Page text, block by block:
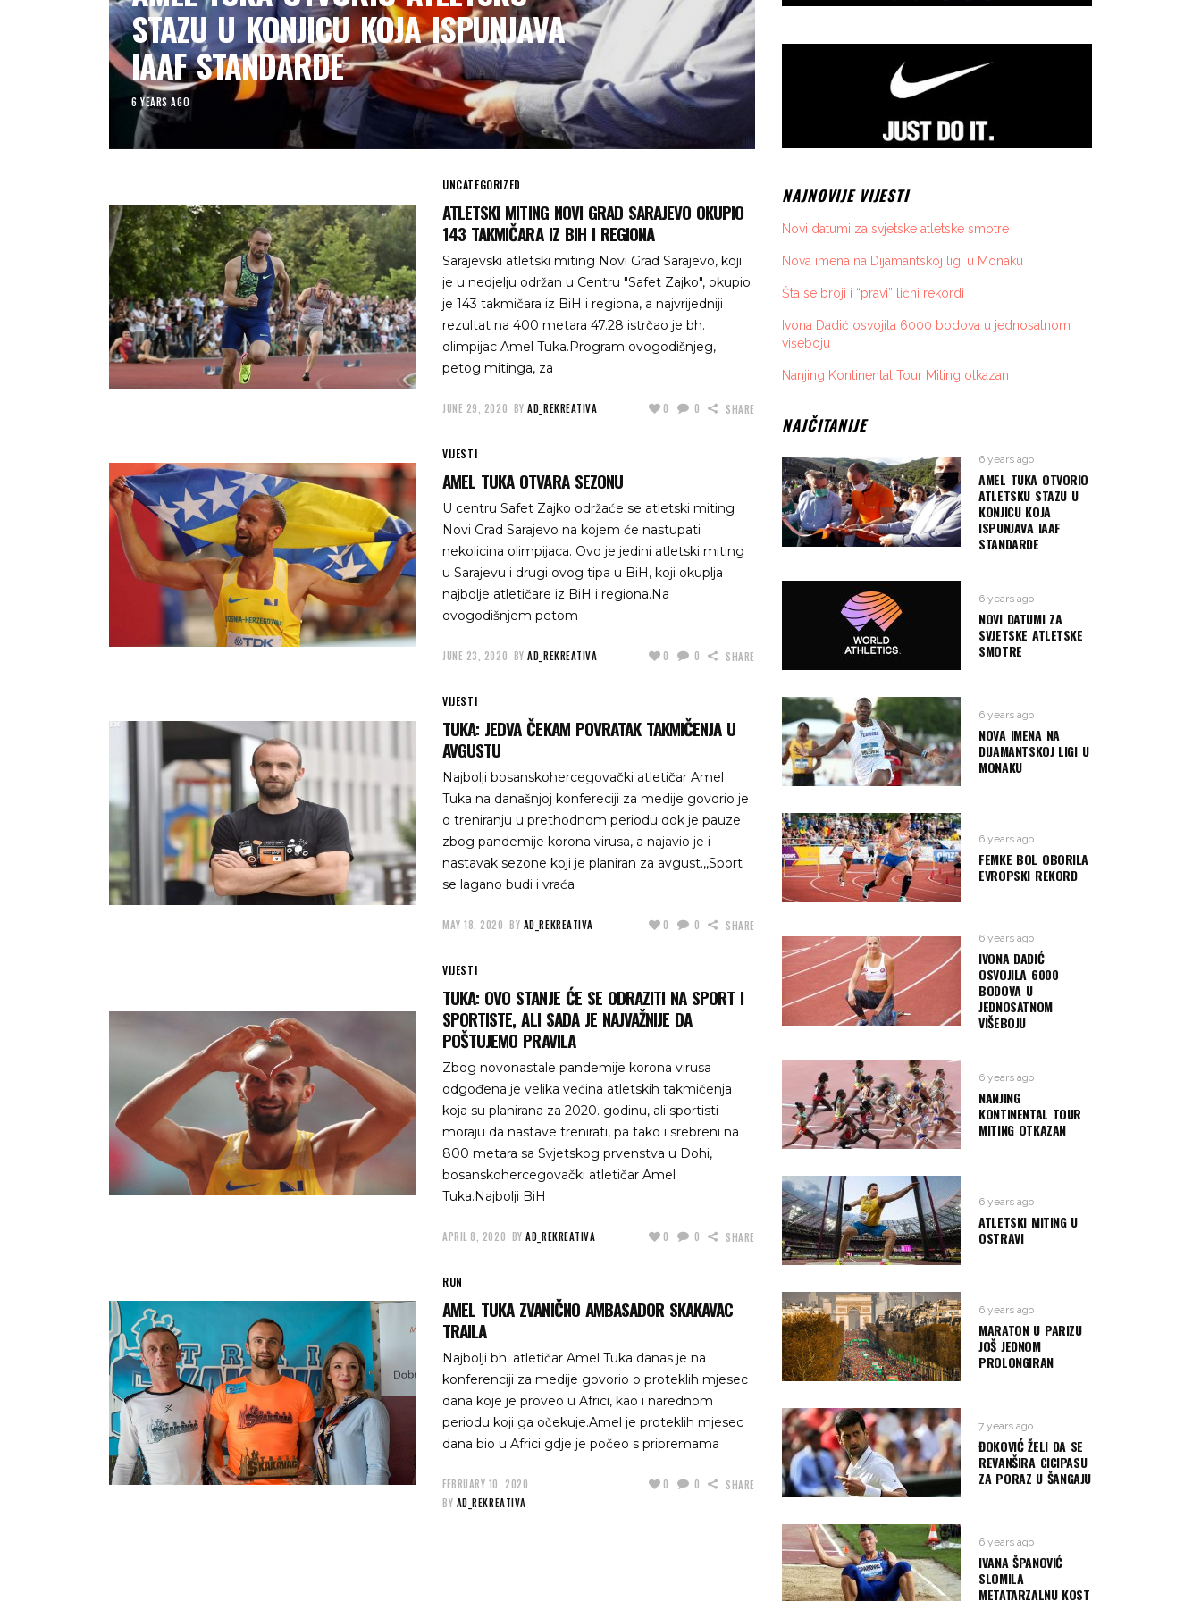
STAZU U KONJICU KOJA ISPUNJAVA
IAAF STANDARDE
6 YEARS AGO
UNCATEGORIZED
ATLETSKI MITING NOVI GRAD SARAJEVO OKUPIO
143 TAKMIČARA IZ BIH I REGIONA
Sarajevski atletski miting Novi Grad Sarajevo, koji
je u nedjelju održan u Centru "Safet Zajko", okupio
je 143 takmičara iz BiH i regiona, a najvrijedniji
rezultat na 400 metara 47.28 istrčao je bh.
olimpijac Amel Tuka.Program ovogodišnjeg,
petog mitinga, za
JUNE 29, 2020 BY AD_REKREATIVA 0 0 SHARE
VIJESTI
AMEL TUKA OTVARA SEZONU
U centru Safet Zajko održaće se atletski miting
Novi Grad Sarajevo na kojem će nastupati
nekolicina olimpijaca. Ovo je jedini atletski miting
u Sarajevu i drugi ovog tipa u BiH, koji okuplja
najbolje atletičare iz BiH i regiona.Na
ovogodišnjem petom
JUNE 23, 2020 BY AD_REKREATIVA 0 0 SHARE
VIJESTI
TUKA: JEDVA ČEKAM POVRATAK TAKMIČENJA U
AVGUSTU
Najbolji bosanskohercegovački atletičar Amel
Tuka na današnjoj konfereciji za medije govorio je
o treniranju u prethodnom periodu dok je pauze
zbog pandemije korona virusa, a najavio je i
nastavak sezone koji je planiran za avgust.,,Sport
se lagano budi i vraća
MAY 18, 2020 BY AD_REKREATIVA 0 0 SHARE
VIJESTI
TUKA: OVO STANJE ĆE SE ODRAZITI NA SPORT I
SPORTISTE, ALI SADA JE NAJVAŽNIJE DA
POŠTUJEMO PRAVILA
Zbog novonastale pandemije korona virusa
odgođena je velika većina atletskih takmičenja
koja su planirana za 2020. godinu, ali sportisti
moraju da nastave trenirati, pa tako i srebreni na
800 metara sa Svjetskog prvenstva u Dohi,
bosanskohercegovački atletičar Amel
Tuka.Najbolji BiH
APRIL 8, 2020 BY AD_REKREATIVA 0 0 SHARE
RUN
AMEL TUKA ZVANIČNO AMBASADOR SKAKAVAC
TRAILA
Najbolji bh. atletičar Amel Tuka danas je na
konferenciji za medije govorio o proteklih mjesec
dana koje je proveo u Africi, kao i narednom
periodu koji ga očekuje.Amel je proteklih mjesec
dana bio u Africi gdje je počeo s pripremama
FEBRUARY 10, 2020
BY AD_REKREATIVA
0 0 SHARE
NAJNOVIJE VIJESTI
Novi datumi za svjetske atletske smotre
Nova imena na Dijamantskoj ligi u Monaku
Šta se broji i “pravi” lični rekordi
Ivona Dadić osvojila 6000 bodova u jednosatnom
višeboju
Nanjing Kontinental Tour Miting otkazan
NAJČITANIJE
6 years ago
AMEL TUKA OTVORIO
ATLETSKU STAZU U
KONJICU KOJA
ISPUNJAVA IAAF
STANDARDE
6 years ago
NOVI DATUMI ZA
SVJETSKE ATLETSKE
SMOTRE
6 years ago
NOVA IMENA NA
DIJAMANTSKOJ LIGI U
MONAKU
6 years ago
FEMKE BOL OBORILA
EVROPSKI REKORD
6 years ago
IVONA DADIĆ
OSVOJILA 6000
BODOVA U
JEDNOSATNOM
VIŠEBOJU
6 years ago
NANJING
KONTINENTAL TOUR
MITING OTKAZAN
6 years ago
ATLETSKI MITING U
OSTRAVI
6 years ago
MARATON U PARIZU
JOŠ JEDNOM
PROLONGIRAN
7 years ago
ĐOKOVIĆ ŽELI DA SE
REVANŠIRA CICIPASU
ZA PORAZ U ŠANGAJU
6 years ago
IVANA ŠPANOVIĆ
SLOMILA
METATARZALNU KOST